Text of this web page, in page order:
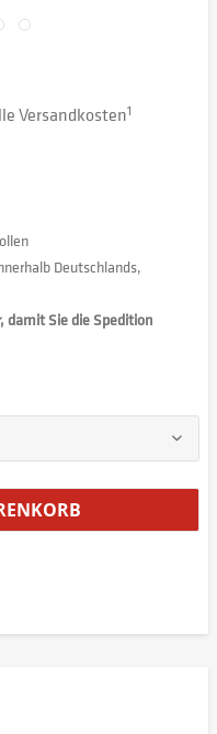
Versandkosten1
Deutschlands,
damit Sie die Spedition